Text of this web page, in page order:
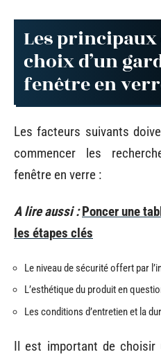
Les
choix d’un
fenêtre en
Les facteurs suivants
commencer les
fenêtre en verre :
A lire aussi : Poncer une
les étapes clés
Le niveau de sécurité offert par
L’esthétique du produit en
Les conditions d’entretien et la
Il est important de choisir